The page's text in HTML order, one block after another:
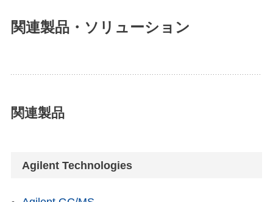
関連製品・ソリューション
関連製品
Agilent Technologies